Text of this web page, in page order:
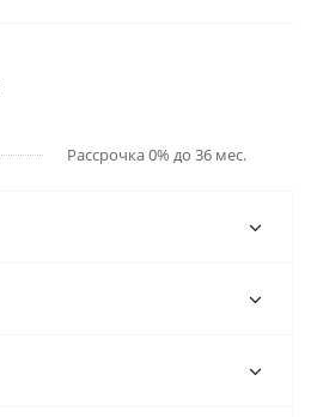
Рассрочка 0% до 36 мес.